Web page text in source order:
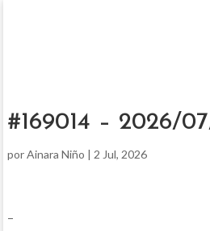
#169014 – 2026/
porAinara Niño | 2 Jul, 2026
–